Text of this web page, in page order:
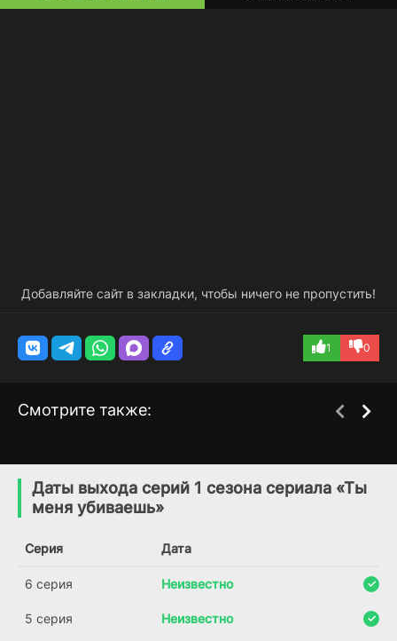
Добавляйте сайт в закладки, чтобы ничего не пропустить!
1 0
Смотрите также:
(2026)
Даты выхода серий 1 сезона сериала «Ты
меня убиваешь»
Серия Дата
6 серия Неизвестно
5 серия Неизвестно